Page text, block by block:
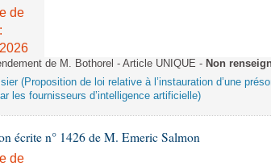
de
de M. Bothorel - Article UNIQUE - Non
(Proposition de loi relative à l’instauration d’une
les fournisseurs d’intelligence artificielle)
écrite n° 1426 de M. Emeric Salmon
de